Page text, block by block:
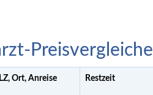
Preisvergleiche
Ort, Anreise Restzeit